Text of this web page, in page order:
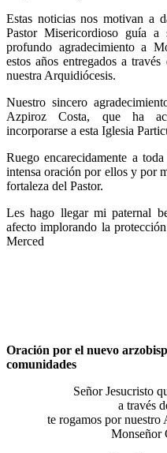
Estas noticias nos motivan a
Pastor Misericordioso guía
profundo agradecimiento a
estos años entregados a
nuestra Arquidiócesis.
Nuestro sincero
Azpiroz Costa, que ha
incorporarse a esta Iglesia
Ruego encarecidamente a
intensa oración por ellos y por
fortaleza del Pastor.
Les hago llegar mi paternal
afecto implorando la
Merced
Oración por el nuevo
comunidades
Señor Jesucristo
a través
te rogamos por
Monseñor